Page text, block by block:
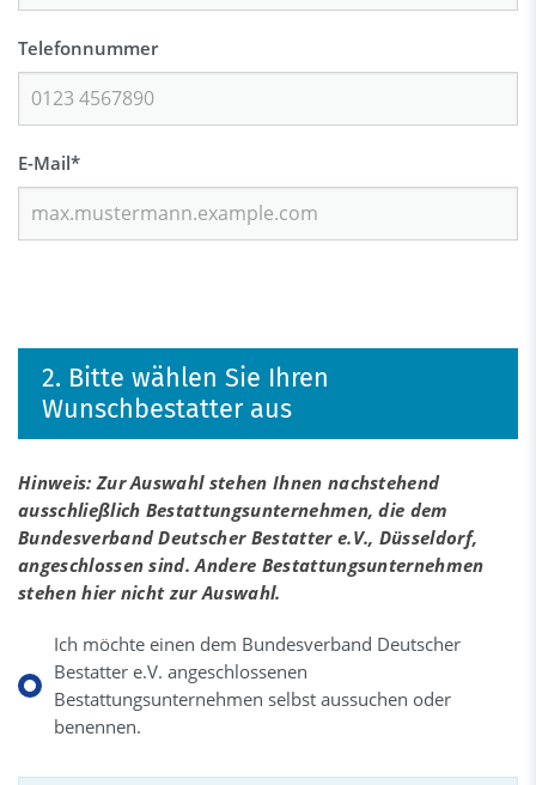
Telefonnummer
E-Mail*
2. Bitte wählen Sie Ihren
Wunschbestatter aus
Hinweis: Zur Auswahl stehen Ihnen nachstehend
ausschließlich Bestattungsunternehmen, die dem
Bundesverband Deutscher Bestatter e.V., Düsseldorf,
angeschlossen sind. Andere Bestattungsunternehmen
stehen hier nicht zur Auswahl.
Ich möchte einen dem Bundesverband Deutscher
Bestatter e.V. angeschlossenen
Bestattungsunternehmen selbst aussuchen oder
benennen.